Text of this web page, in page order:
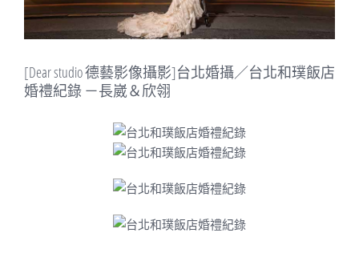
[Dear studio 德藝影像攝影]台北婚攝／台北和璞飯店
婚禮紀錄 －長崴＆欣翎